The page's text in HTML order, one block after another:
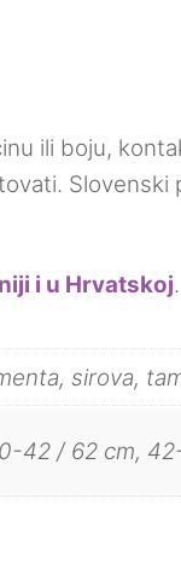
ili boju,
i u Hrvatskoj.
sirova,
42 / 62 cm,